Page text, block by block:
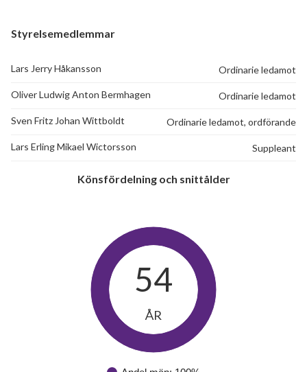
Styrelsemedlemmar
Lars Jerry Håkansson Ordinarie ledamot
Oliver Ludwig Anton Bermhagen Ordinarie ledamot
Sven Fritz Johan Wittboldt Ordinarie ledamot, ordförande
Lars Erling Mikael Wictorsson Suppleant
Könsfördelning och snittålder
54
ÅR